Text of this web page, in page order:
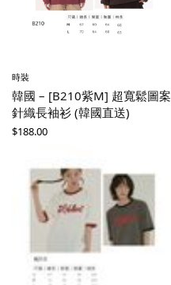
時裝
韓國 – [B210紫M] 超寬鬆圖案
針織長袖衫 (韓國直送)
$188.00